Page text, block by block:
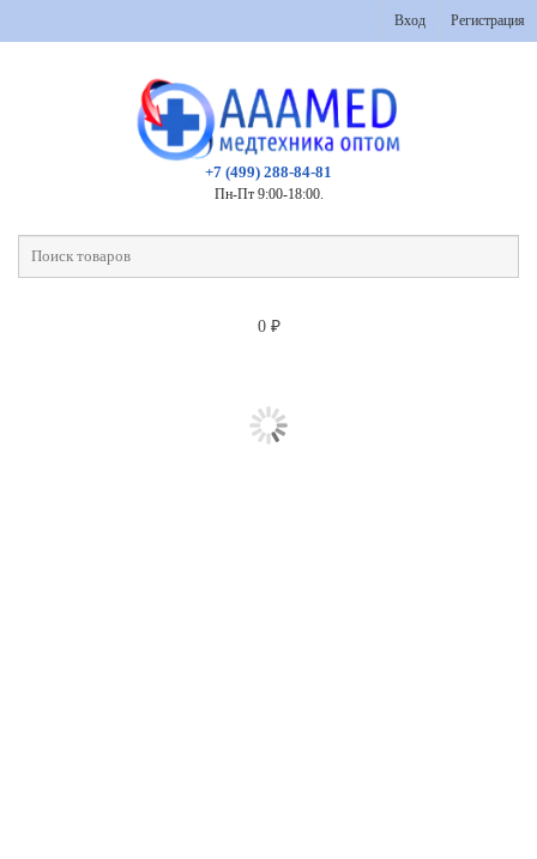
Вход Регистрация
+7 (499) 288-84-81
Пн-Пт 9:00-18:00.
0 ₽